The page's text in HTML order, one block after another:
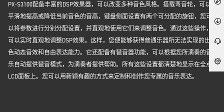
PX-S3100配备丰富的DSP效果器，可以改变多种音色风格。搭载弯音轮，可以
平滑地提高或降低当前音色的音高，键盘侧面设置有两个可分配的旋钮，您可
以将参数进行分别分配设置，并直观地使用它们来调整音色。通过这些操作，
可以实时直观地调整DSP效果。这样，您便能够获得普通乐器所无法实现的出
色动态音效和自由表达能力。它还配备有琶音器功能，可以根据您所演奏的音
乐自动提供琶音模式，为演奏者提供帮助。所有这些设置都清楚地显示在全点
LCD面板上。您可以用新颖有趣的方式来定制和创作您专属的音乐表达。